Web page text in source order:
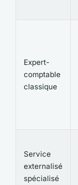
Expert-
comptable
classique
Service
externalisé
spécialisé